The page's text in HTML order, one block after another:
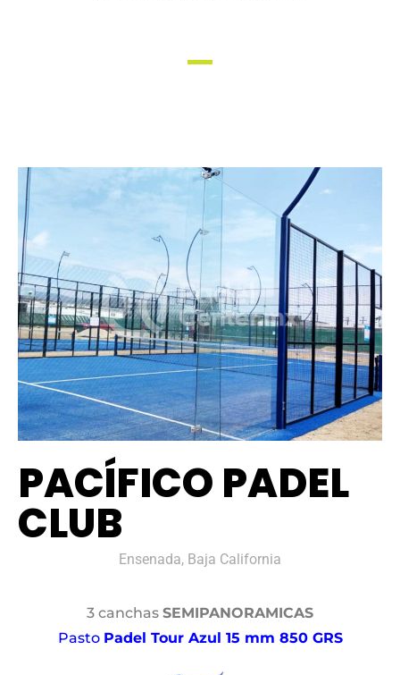
PACÍFICO PADEL
CLUB
Ensenada, Baja California
3 canchas SEMIPANORAMICAS
Pasto Padel Tour Azul 15 mm 850 GRS